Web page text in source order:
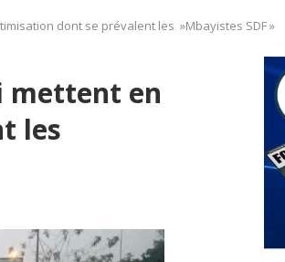
dont se prévalent les »Mbayistes SDF »
mettent en
les